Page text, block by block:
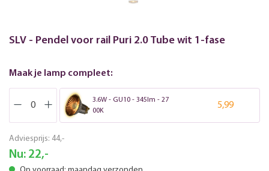
SLV - Pendel voor rail Puri 2.0 Tube wit 1-fase
Maak je lamp compleet:
3.6W - GU10 - 345lm - 27
00K
5,99
Adviesprijs: 44,-
Nu: 22,-